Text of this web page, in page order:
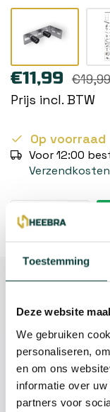
Toestemming
Deze website
We gebruiken
personaliseren,
en om ons
informatie over
partners voor
€11,99 €19,99
Prijs incl. BTW
Op voorraad
Voor 12:00
Reviews
Kunnen we je
085-